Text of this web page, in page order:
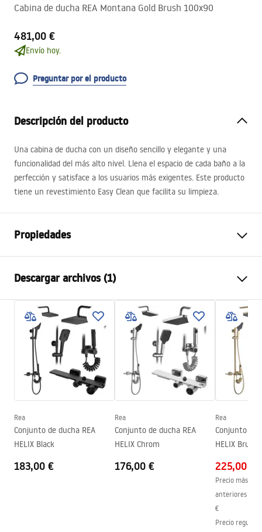
Cabina de ducha REA Montana Gold Brush 100x90
481,00 €
Envío hoy.
Preguntar por el producto
Descripción del producto
Una cabina de ducha con un diseño sencillo y elegante y una
funcionalidad del más alto nivel. Llena el espacio de cada baño a la
perfección y satisface a los usuarios más exigentes. Este producto
tiene un revestimiento Easy Clean que facilita su limpieza.
Propiedades
Color
Tipo de cabina
Esquina
Color del vidrio
Transparent 6mm
Método de apertura
Corredizo
Montaje
En el plato de ducha o en el
suelo
Altura
2005
Garantía
2 años
Revestimiento Easy Clean
Sí, en un lado del panel
Descargar archivos (1)
Manual
Instrukcja Kabiny Montana.pdf
Rea
Conjunto de ducha REA
HELIX Black
183,00 €
Rea
Conjunto de ducha REA
HELIX Chrom
176,00 €
Rea
Conjunto de
HELIX Brush
225,00 €
Precio más
anteriores al
€
Precio regular